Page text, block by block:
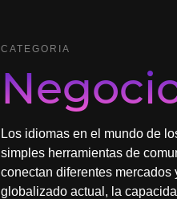
CATEGORIA
Los idiomas en el mundo de
simples herramientas de
conectan diferentes mercados
globalizado actual, la